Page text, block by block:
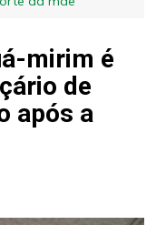
mirim é
de
após a